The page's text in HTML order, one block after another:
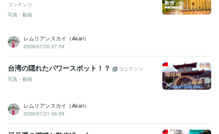
コンテンツ
写真・動画
レムリアンスカイ（Akari）
2026/07/26 07:54
台湾の隠れたパワースポット！？
コンテンツ
写真・動画
レムリアンスカイ（Akari）
2026/07/21 06:59